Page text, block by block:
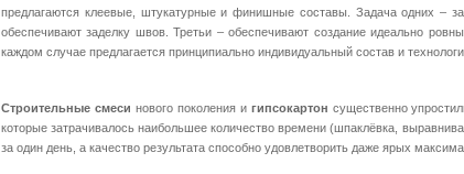
предлагаются клеевые, штукатурные и финишные составы. Задача одних –
обеспечивают заделку швов. Третьи – обеспечивают создание идеально
каждом случае предлагается принципиально индивидуальный состав и
Строительные смеси нового поколения и гипсокартон существенно
которые затрачивалось наибольшее количество времени (шпаклёвка,
за один день, а качество результата способно удовлетворить даже ярых